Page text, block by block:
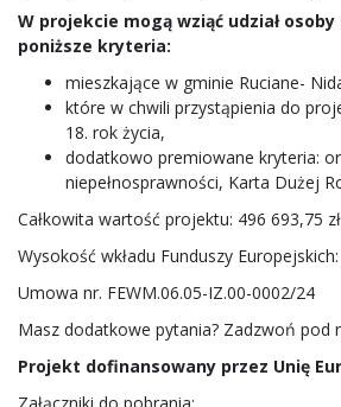
W projekcie mogą wziąć udział osoby
poniższe kryteria:
mieszkające w gminie Ruciane-
które w chwili przystąpienia do
18. rok życia,
dodatkowo premiowane kryteria:
niepełnosprawności, Karta Dużej
Całkowita wartość projektu: 496 693,75 zł
Wysokość wkładu Funduszy
Umowa nr. FEWM.06.05-IZ.00-0002/24
Masz dodatkowe pytania? Zadzwoń pod
Projekt dofinansowany przez Unię